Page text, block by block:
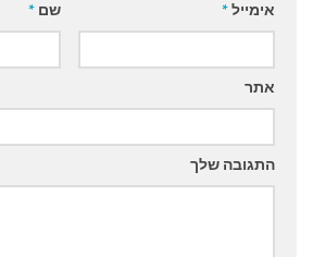
שם * אימייל*
אתר
התגובה שלך